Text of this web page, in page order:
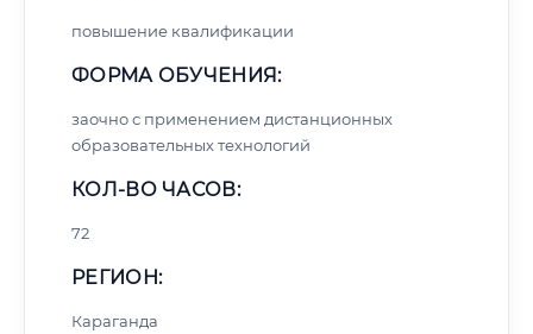
повышение квалификации
ФОРМА ОБУЧЕНИЯ:
заочно с применением дистанционных
образовательных технологий
КОЛ-ВО ЧАСОВ:
72
РЕГИОН:
Караганда